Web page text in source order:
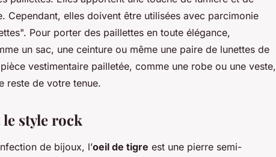
Cependant, elles doivent être utilisées avec parcimonie
Pour porter des paillettes en toute élégance,
un sac, une ceinture ou même une paire de lunettes de
vestimentaire pailletée, comme une robe ou une veste,
reste de votre tenue.
le style rock
de bijoux, l’oeil de tigre est une pierre semi-